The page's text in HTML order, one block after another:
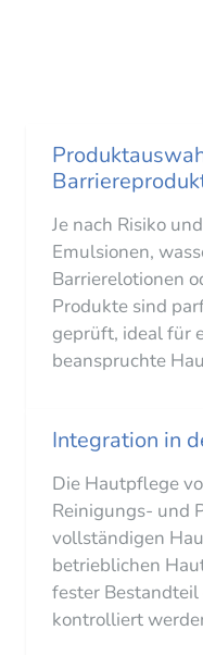
Je nach Risiko
Emulsionen,
Barrierelotionen
Produkte sind
geprüft, ideal für
beanspruchte
Integration in
Die Hautpflege
Reinigungs- und
vollständigen
betrieblichen
fester
kontrolliert